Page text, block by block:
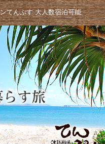
てんぷす 大人数宿泊可能